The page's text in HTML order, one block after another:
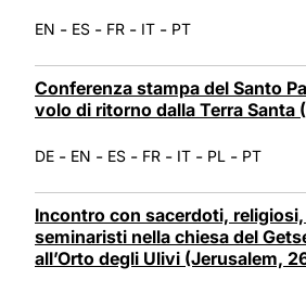
EN - ES - FR - IT - PT
Conferenza stampa del Santo
volo di ritorno dalla Terra Santa
DE - EN - ES - FR - IT - PL - PT
Incontro con sacerdoti,
seminaristi nella chiesa del
all’Orto degli Ulivi (Jerusalem,